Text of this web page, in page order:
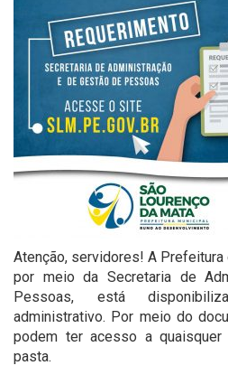
Atenção, servidores! A Prefeitura
por meio da Secretaria de
Pessoas, está
administrativo. Por meio do
podem ter acesso a
pasta.